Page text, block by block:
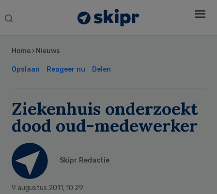
Search
Home › Nieuws
Opslaan Reageer nu Delen
Ziekenhuis onderzoekt
dood oud-medewerker
Skipr Redactie
9 augustus 2011, 10:29
Sidebar